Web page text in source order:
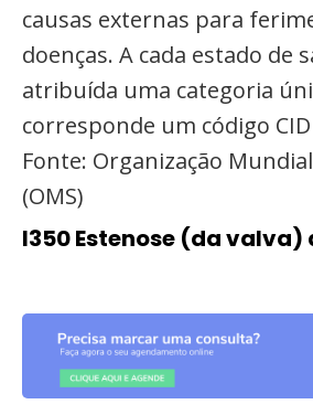
causas externas para
doenças. A cada estado de
atribuída uma categoria
corresponde um código CID
Fonte: Organização
(OMS)
I350 Estenose (da